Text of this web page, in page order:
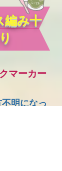
編み十
マーカー
明になっ